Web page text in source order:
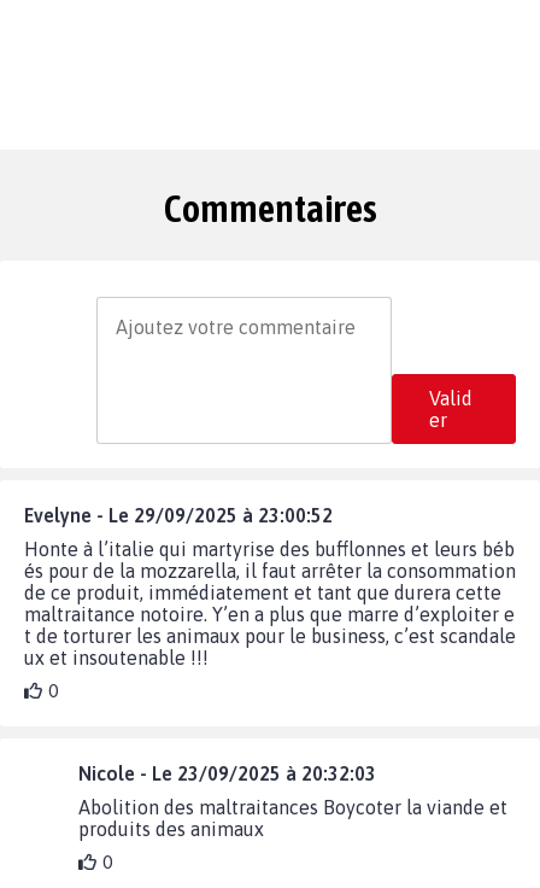
Commentaires
Valid
er
Evelyne - Le 29/09/2025 à 23:00:52
Honte à l’italie qui martyrise des bufflonnes et leurs béb
és pour de la mozzarella, il faut arrêter la consommation
de ce produit, immédiatement et tant que durera cette
maltraitance notoire. Y’en a plus que marre d’exploiter e
t de torturer les animaux pour le business, c’est scandale
ux et insoutenable !!!
0
Nicole - Le 23/09/2025 à 20:32:03
Abolition des maltraitances Boycoter la viande et
produits des animaux
0